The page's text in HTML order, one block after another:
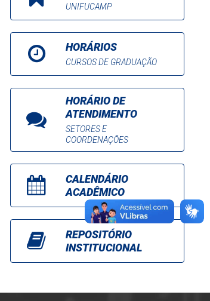
UNIFUCAMP
HORÁRIOS
CURSOS DE GRADUAÇÃO
HORÁRIO DE
ATENDIMENTO
SETORES E
COORDENAÇÕES
CALENDÁRIO
ACADÊMICO
REPOSITÓRIO
INSTITUCIONAL